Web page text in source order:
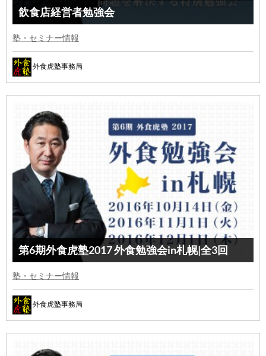
飲食店経営者勉強会
塾・セミナー情報
外食虎塾事務局
第6期外食虎塾2017 外食勉強会in札幌|全3回
塾・セミナー情報
外食虎塾事務局